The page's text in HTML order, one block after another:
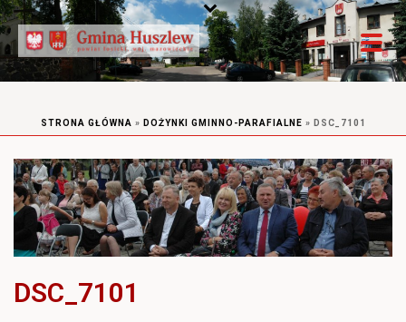
STRONA GŁÓWNA » DOŻYNKI GMINNO-PARAFIALNE » DSC_7101
DSC_7101